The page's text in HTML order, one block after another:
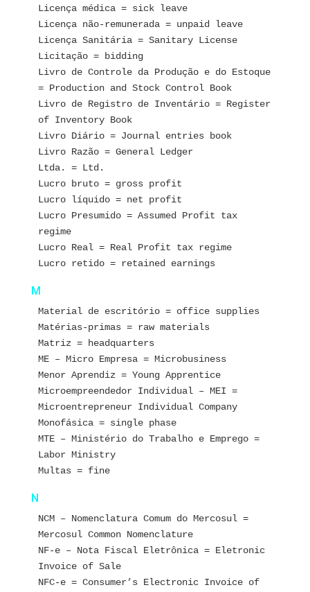
Licença médica = sick leave
Licença não-remunerada = unpaid leave
Licença Sanitária = Sanitary License
Licitação = bidding
Livro de Controle da Produção e do Estoque
= Production and Stock Control Book
Livro de Registro de Inventário = Register
of Inventory Book
Livro Diário = Journal entries book
Livro Razão = General Ledger
Ltda. = Ltd.
Lucro bruto = gross profit
Lucro líquido = net profit
Lucro Presumido = Assumed Profit tax
regime
Lucro Real = Real Profit tax regime
Lucro retido = retained earnings
M
Material de escritório = office supplies
Matérias-primas = raw materials
Matriz = headquarters
ME – Micro Empresa = Microbusiness
Menor Aprendiz = Young Apprentice
Microempreendedor Individual – MEI =
Microentrepreneur Individual Company
Monofásica = single phase
MTE – Ministério do Trabalho e Emprego =
Labor Ministry
Multas = fine
N
NCM – Nomenclatura Comum do Mercosul =
Mercosul Common Nomenclature
NF-e – Nota Fiscal Eletrônica = Eletronic
Invoice of Sale
NFC-e = Consumer’s Electronic Invoice of